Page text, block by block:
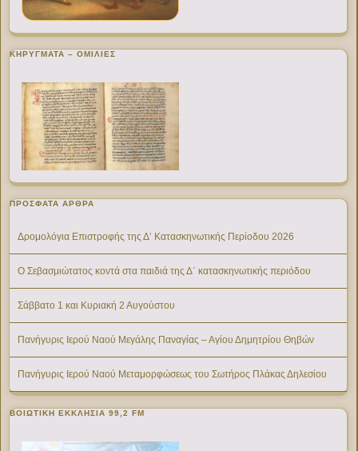
ΚΗΡΥΓΜΑΤΑ – ΟΜΙΛΙΕΣ
ΠΡΌΣΦΑΤΑ ΆΡΘΡΑ
Δρομολόγια Επιστροφής της Δ’ Κατασκηνωτικής Περίοδου 2026
Ο Σεβασμιώτατος κοντά στα παιδιά της Δ΄ κατασκηνωτικής περιόδου
Σάββατο 1 και Κυριακή 2 Αυγούστου
Πανήγυρις Ιερού Ναού Μεγάλης Παναγίας – Αγίου Δημητρίου Θηβών
Πανήγυρις Ιερού Ναού Μεταμορφώσεως του Σωτήρος Πλάκας Δηλεσίου
ΒΟΙΩΤΙΚΉ ΕΚΚΛΗΣΊΑ 99,2 FM